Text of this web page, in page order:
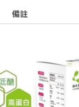
備註